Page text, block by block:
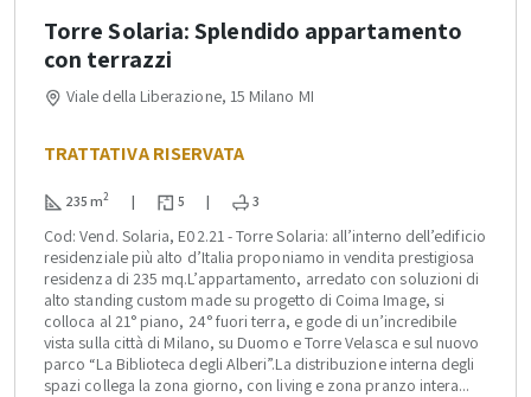
Torre Solaria: Splendido appartamento
con terrazzi
Viale della Liberazione, 15 Milano MI
TRATTATIVA RISERVATA
235 m2 | 5 | 3
Cod: Vend. Solaria, E02.21 - Torre Solaria: all’interno dell’edificio
residenziale più alto d’Italia proponiamo in vendita prestigiosa
residenza di 235 mq.L’appartamento, arredato con soluzioni di
alto standing custom made su progetto di Coima Image, si
colloca al 21° piano, 24° fuori terra, e gode di un’incredibile
vista sulla città di Milano, su Duomo e Torre Velasca e sul nuovo
parco “La Biblioteca degli Alberi”.La distribuzione interna degli
spazi collega la zona giorno, con living e zona pranzo intera...